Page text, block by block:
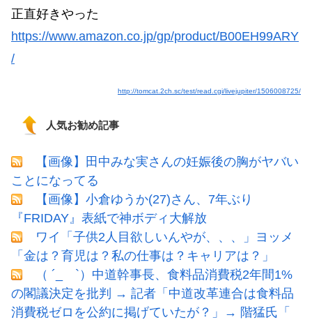
正直好きやった
https://www.amazon.co.jp/gp/product/B00EH99ARY
/
http://tomcat.2ch.sc/test/read.cgi/livejupiter/1506008725/
人気お勧め記事
【画像】田中みな実さんの妊娠後の胸がヤバい
ことになってる
【画像】小倉ゆうか(27)さん、7年ぶり
『FRIDAY』表紙で神ボディ大解放
ワイ「子供2人目欲しいんやが、、、」ヨッメ
「金は？育児は？私の仕事は？キャリアは？」
（ ´_ゝ`）中道幹事長、食料品消費税2年間1%
の閣議決定を批判 → 記者「中道改革連合は食料品
消費税ゼロを公約に掲げていたが？」→ 階猛氏「